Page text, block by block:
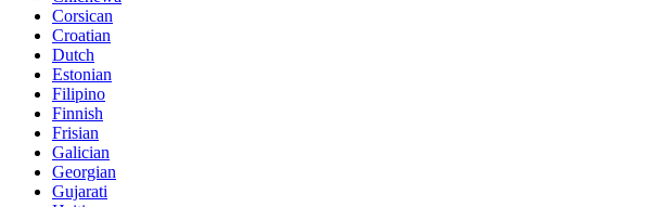
Corsican
Croatian
Dutch
Estonian
Filipino
Finnish
Frisian
Galician
Georgian
Gujarati